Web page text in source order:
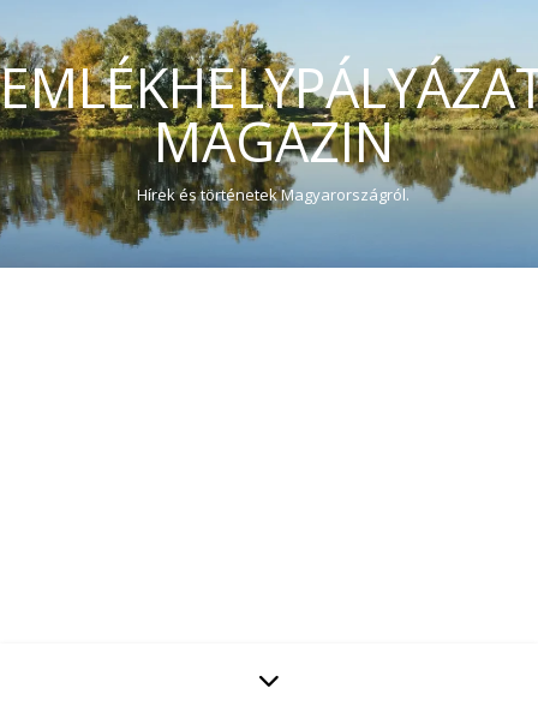
MAGAZIN
Hírek és történetek Magyarországról.